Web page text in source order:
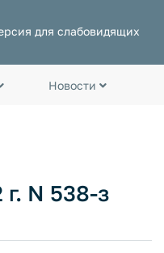
для слабовидящих
Новости
N 538-з